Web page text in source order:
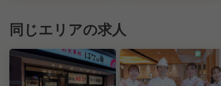
同じエリアの求人